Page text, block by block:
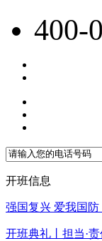
400-
开班信息
强国复兴 爱我国
开班典礼丨担当·